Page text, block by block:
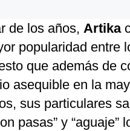
de los años, Artika
popularidad entre
que además de
asequible en la
sus particulares
pasas” y “aguaje”